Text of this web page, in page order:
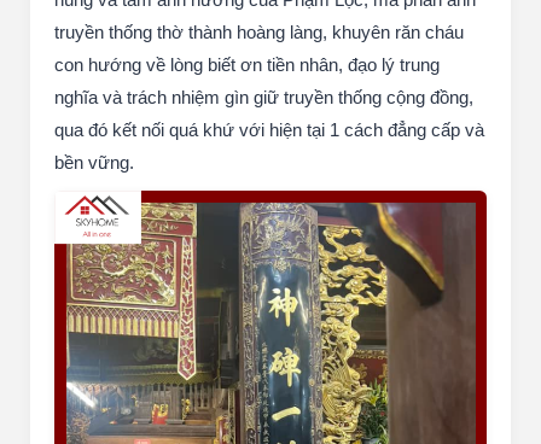
truyền thống thờ thành hoàng làng, khuyên răn cháu
con hướng về lòng biết ơn tiền nhân, đạo lý trung
nghĩa và trách nhiệm gìn giữ truyền thống cộng đồng,
qua đó kết nối quá khứ với hiện tại 1 cách đẳng cấp và
bền vững.